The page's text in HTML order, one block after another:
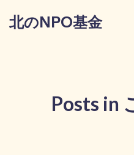
北のNPO基金
Posts in